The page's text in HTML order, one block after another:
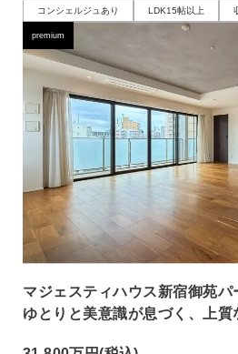
コンシェルジュあり LDK15帖以上
premium
マジェスティハウス新宿御苑
ゆとりと美意識が息づく、上質